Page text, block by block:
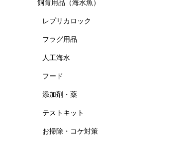
飼育用品（海水魚）
レプリカロック
フラグ用品
人工海水
フード
添加剤・薬
テストキット
お掃除・コケ対策